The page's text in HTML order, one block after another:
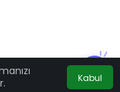
Kabul